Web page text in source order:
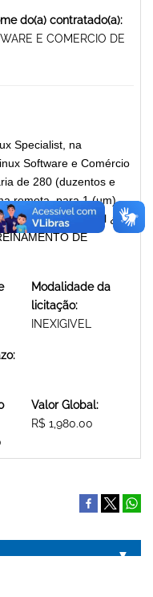
do(a) contratado(a):
E COMERCIO DE
Specialist, na
Software e Comércio
de 280 (duzentos e
remota, para 1 (um)
ao Usuário Final ¿
DE
Modalidade da
licitação:
INEXIGIVEL
Valor Global:
R$ 1,980.00